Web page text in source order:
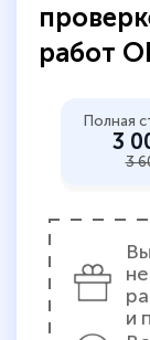
работ
Полная
3
3
и